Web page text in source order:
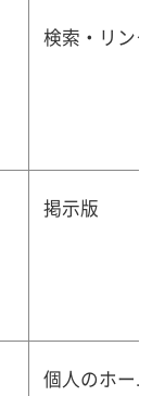
検索・リンク
掲示版
個人のホーム